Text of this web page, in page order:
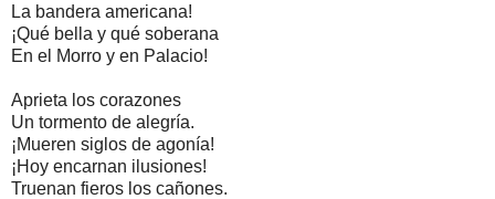
La bandera americana!
¡Qué bella y qué soberana
En el Morro y en Palacio!
Aprieta los corazones
Un tormento de alegría.
¡Mueren siglos de agonía!
¡Hoy encarnan ilusiones!
Truenan fieros los cañones.